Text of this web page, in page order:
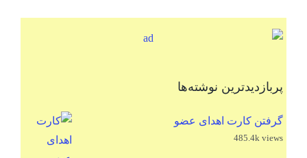
پربازدیدترین نوشته‌ها
گرفتن کارت اهدای عضو
485.4k views